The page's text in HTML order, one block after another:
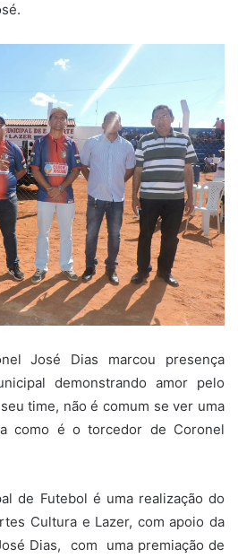
José Dias marcou presença
demonstrando amor pelo
time, não é comum se ver uma
como é o torcedor de Coronel
de Futebol é uma realização do
Cultura e Lazer, com apoio da
Dias, com uma premiação de